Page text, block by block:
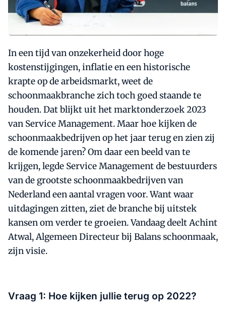
In een tijd van onzekerheid door hoge
kostenstijgingen, inflatie en een historische
krapte op de arbeidsmarkt, weet de
schoonmaakbranche zich toch goed staande te
houden. Dat blijkt uit het marktonderzoek 2023
van Service Management. Maar hoe kijken de
schoonmaakbedrijven op het jaar terug en zien zij
de komende jaren? Om daar een beeld van te
krijgen, legde Service Management de bestuurders
van de grootste schoonmaakbedrijven van
Nederland een aantal vragen voor. Want waar
uitdagingen zitten, ziet de branche bij uitstek
kansen om verder te groeien. Vandaag deelt Achint
Atwal, Algemeen Directeur bij Balans schoonmaak,
zijn visie.
Vraag 1: Hoe kijken jullie terug op 2022?